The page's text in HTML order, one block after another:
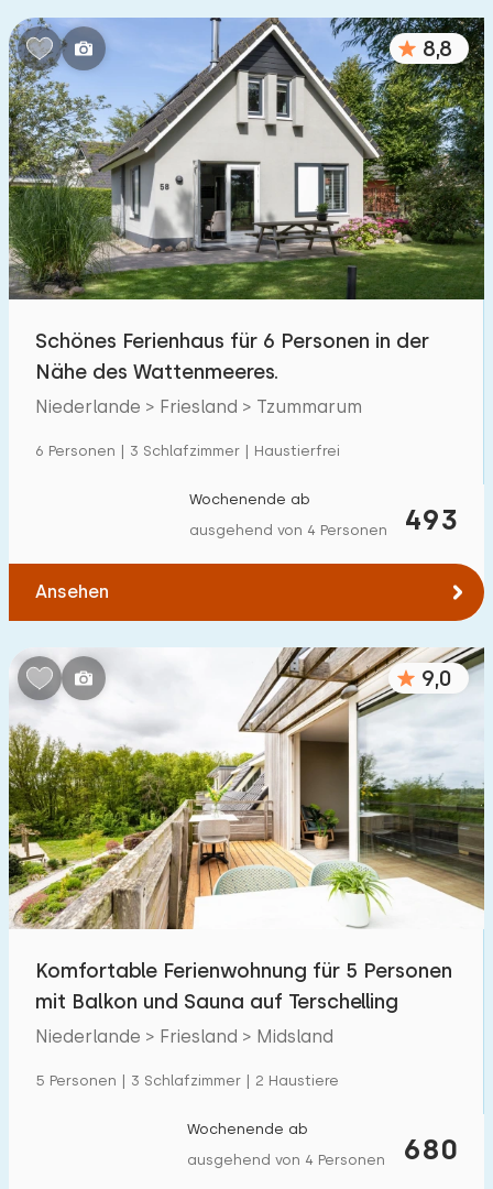
8,8
Schönes Ferienhaus für 6 Personen in der
Nähe des Wattenmeeres.
Niederlande > Friesland > Tzummarum
6 Personen | 3 Schlafzimmer | Haustierfrei
493
Wochenende ab
ausgehend von 4 Personen
Ansehen
9,0
Komfortable Ferienwohnung für 5 Personen
mit Balkon und Sauna auf Terschelling
Niederlande > Friesland > Midsland
5 Personen | 3 Schlafzimmer | 2 Haustiere
680
Wochenende ab
ausgehend von 4 Personen